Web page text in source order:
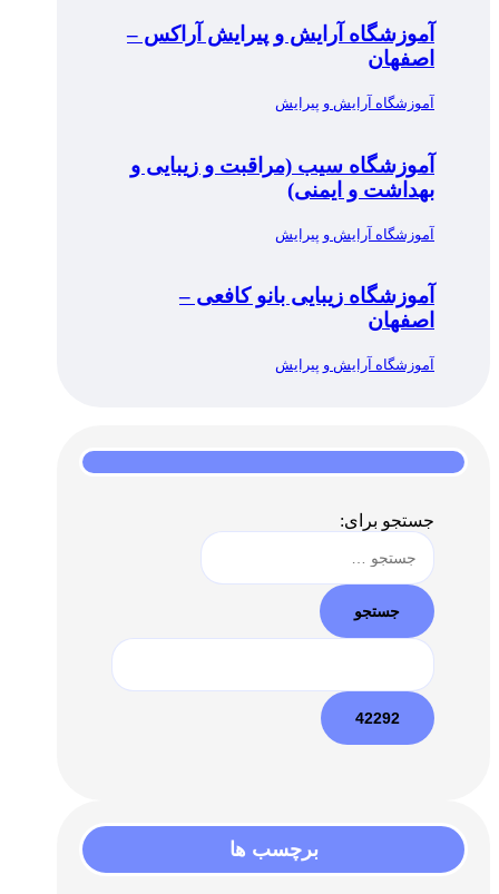
آموزشگاه آرایش و پیرایش آراکس –
اصفهان
آموزشگاه آرایش و پیرایش
آموزشگاه سیب (مراقبت و زیبایی و
بهداشت و ایمنی)
آموزشگاه آرایش و پیرایش
آموزشگاه زیبایی بانو کافعی –
اصفهان
آموزشگاه آرایش و پیرایش
جستجو برای:
برچسب ها